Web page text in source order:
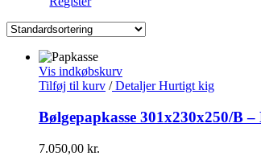
Vis indkøbskurv
Tilføj til kurv /DetaljerHurtigt kig
Bølgepapkasse 301x230x250/B
7.050,00 kr.